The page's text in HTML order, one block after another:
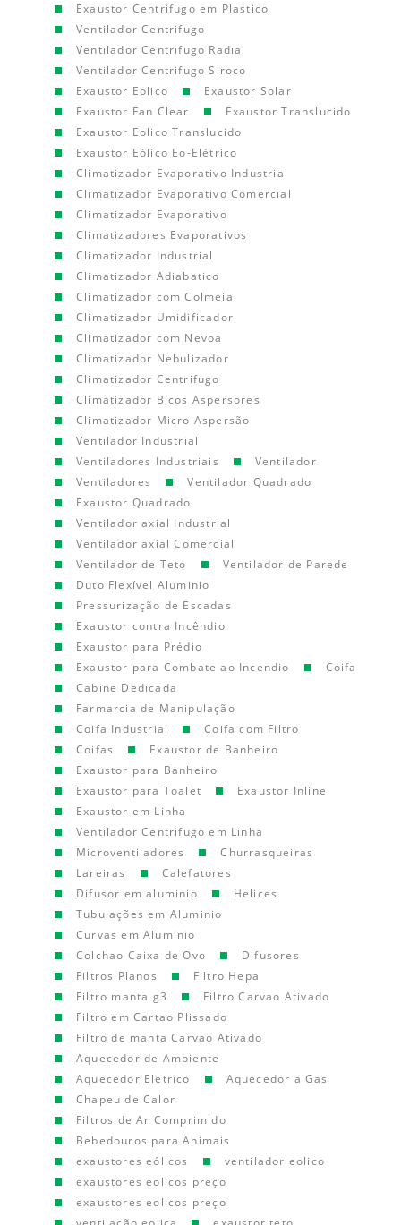
Exaustor Centrifugo em Plastico
Ventilador Centrifugo
Ventilador Centrifugo Radial
Ventilador Centrifugo Siroco
Exaustor Eolico
Exaustor Solar
Exaustor Fan Clear
Exaustor Translucido
Exaustor Eolico Translucido
Exaustor Eólico Eo-Elétrico
Climatizador Evaporativo Industrial
Climatizador Evaporativo Comercial
Climatizador Evaporativo
Climatizadores Evaporativos
Climatizador Industrial
Climatizador Adiabatico
Climatizador com Colmeia
Climatizador Umidificador
Climatizador com Nevoa
Climatizador Nebulizador
Climatizador Centrifugo
Climatizador Bicos Aspersores
Climatizador Micro Aspersão
Ventilador Industrial
Ventiladores Industriais
Ventilador
Ventiladores
Ventilador Quadrado
Exaustor Quadrado
Ventilador axial Industrial
Ventilador axial Comercial
Ventilador de Teto
Ventilador de Parede
Duto Flexível Aluminio
Pressurização de Escadas
Exaustor contra Incêndio
Exaustor para Prédio
Exaustor para Combate ao Incendio
Coifa
Cabine Dedicada
Farmarcia de Manipulação
Coifa Industrial
Coifa com Filtro
Coifas
Exaustor de Banheiro
Exaustor para Banheiro
Exaustor para Toalet
Exaustor Inline
Exaustor em Linha
Ventilador Centrifugo em Linha
Microventiladores
Churrasqueiras
Lareiras
Calefatores
Difusor em aluminio
Helices
Tubulações em Aluminio
Curvas em Aluminio
Colchao Caixa de Ovo
Difusores
Filtros Planos
Filtro Hepa
Filtro manta g3
Filtro Carvao Ativado
Filtro em Cartao Plissado
Filtro de manta Carvao Ativado
Aquecedor de Ambiente
Aquecedor Eletrico
Aquecedor a Gas
Chapeu de Calor
Filtros de Ar Comprimido
Bebedouros para Animais
exaustores eólicos
ventilador eolico
exaustores eolicos preço
exaustores eolicos preço